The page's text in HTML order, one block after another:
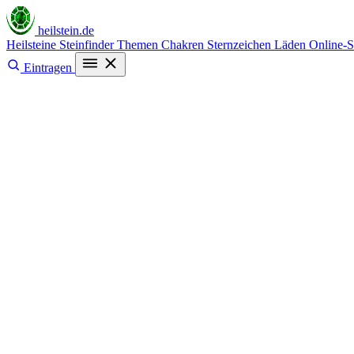
heilstein.de
Heilsteine SteinfinderThemen Chakren Sternzeichen Läden Online-
Eintragen